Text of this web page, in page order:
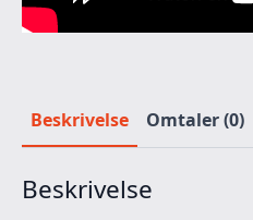
Beskrivelse Omtaler (0)
Beskrivelse